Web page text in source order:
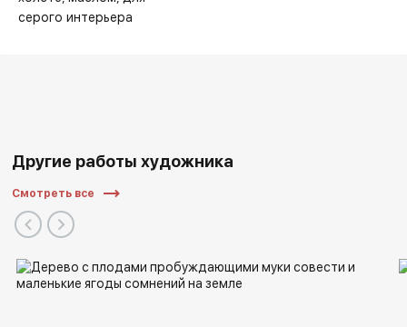
серого интерьера
Другие работы художника
Смотреть все